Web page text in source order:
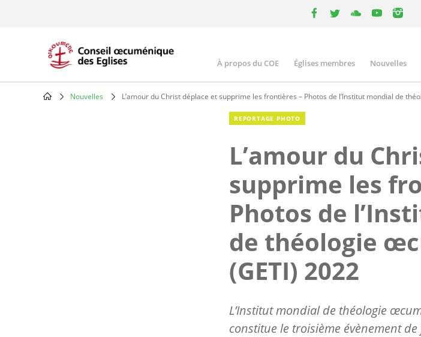
Main
navigation
À propos du COE Églises membres Nouvelles
Nouvelles L’amour du Christ déplace et supprime les frontières – Photos de l’Institut mondial de
REPORTAGE PHOTO
L’amour du
supprime les
Photos de
de théologie
(GETI) 2022
L’Institut mondial de théologie
constitue le troisième évènement